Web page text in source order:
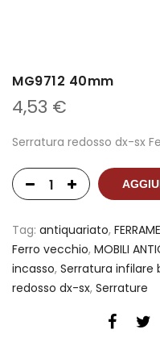
MG9712 40mm
4,53 €
Serratura redosso dx-sx
Tag: antiquariato,
Ferro vecchio, MOBILI
incasso, Serratura infilare
redosso dx-sx, Serrature